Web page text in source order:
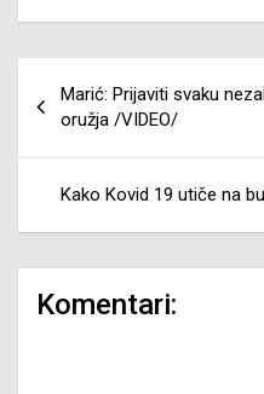
članaka
Marić: Prijaviti svaku
oružja /VIDEO/
Kako Kovid 19 utiče na
Komentari: